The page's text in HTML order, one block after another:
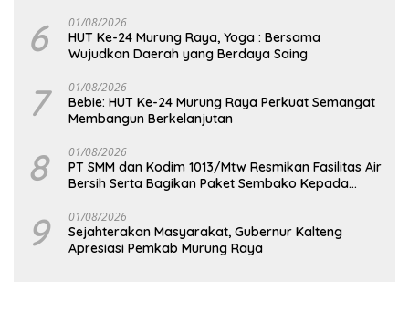
6 01/08/2026
HUT Ke-24 Murung Raya, Yoga : Bersama
Wujudkan Daerah yang Berdaya Saing
7 01/08/2026
Bebie: HUT Ke-24 Murung Raya Perkuat Semangat
Membangun Berkelanjutan
8 01/08/2026
PT SMM dan Kodim 1013/Mtw Resmikan Fasilitas Air
Bersih Serta Bagikan Paket Sembako Kepada
9 01/08/2026
Sejahterakan Masyarakat, Gubernur Kalteng
Apresiasi Pemkab Murung Raya